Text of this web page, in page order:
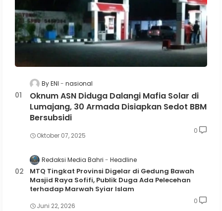
By ENI nasional
Oknum ASN Diduga Dalangi Mafia Solar di
Lumajang, 30 Armada Disiapkan Sedot BBM
Bersubsidi
Oktober 07, 2025
0
Redaksi Media Bahri Headline
MTQ Tingkat Provinsi Digelar di Gedung Bawah
Masjid Raya Sofifi, Publik Duga Ada Pelecehan
terhadap Marwah Syiar Islam
Juni 22, 2026
0